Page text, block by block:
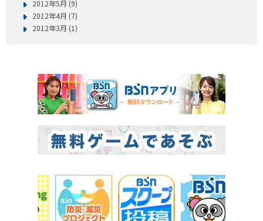
2012年5月 (9)
2012年4月 (7)
2012年3月 (1)